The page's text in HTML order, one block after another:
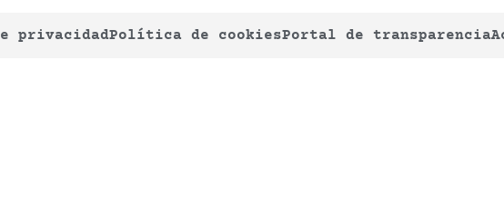
privacidadPolítica de cookiesPortal de transparencia